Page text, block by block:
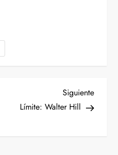
Siguiente
Límite: Walter Hill